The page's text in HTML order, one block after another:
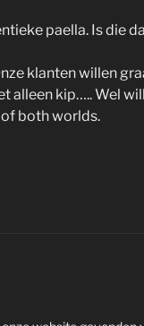
paella. Is die
klanten willen
alleen kip….. Wel
both worlds.